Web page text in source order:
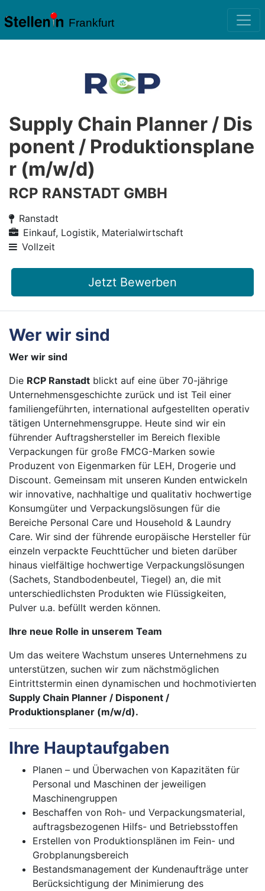
Frankfurt
Supply Chain Planner / Dis
ponent / Produktionsplane
r (m/w/d)
RCP RANSTADT GMBH
Ranstadt
Einkauf, Logistik, Materialwirtschaft
Vollzeit
Jetzt Bewerben
Wer wir sind
Wer wir sind
Die RCP Ranstadt blickt auf eine über 70-jährige
Unternehmensgeschichte zurück und ist Teil einer
familiengeführten, international aufgestellten operativ
tätigen Unternehmensgruppe. Heute sind wir ein
führender Auftragshersteller im Bereich flexible
Verpackungen für große FMCG-Marken sowie
Produzent von Eigenmarken für LEH, Drogerie und
Discount. Gemeinsam mit unseren Kunden entwickeln
wir innovative, nachhaltige und qualitativ hochwertige
Konsumgüter und Verpackungslösungen für die
Bereiche Personal Care und Household & Laundry
Care. Wir sind der führende europäische Hersteller für
einzeln verpackte Feuchttücher und bieten darüber
hinaus vielfältige hochwertige Verpackungslösungen
(Sachets, Standbodenbeutel, Tiegel) an, die mit
unterschiedlichsten Produkten wie Flüssigkeiten,
Pulver u.a. befüllt werden können.
Ihre neue Rolle in unserem Team
Um das weitere Wachstum unseres Unternehmens zu
unterstützen, suchen wir zum nächstmöglichen
Eintrittstermin einen dynamischen und hochmotivierten
Supply Chain Planner / Disponent /
Produktionsplaner (m/w/d).
Ihre Hauptaufgaben
Planen – und Überwachen von Kapazitäten für
Personal und Maschinen der jeweiligen
Maschinengruppen
Beschaffen von Roh- und Verpackungsmaterial,
auftragsbezogenen Hilfs- und Betriebsstoffen
Erstellen von Produktionsplänen im Fein- und
Grobplanungsbereich
Bestandsmanagement der Kundenaufträge unter
Berücksichtigung der Minimierung des